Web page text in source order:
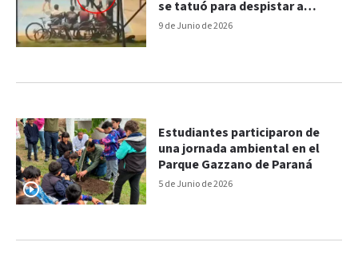
9 de Junio de 2026
se tatuó para despistar a
testigos
5 de Junio de 2026
Estudiantes participaron de
una jornada ambiental en el
Parque Gazzano de Paraná